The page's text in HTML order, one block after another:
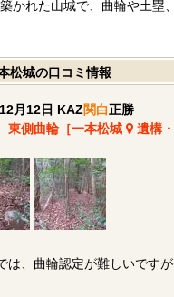
かれた山城で、曲輪や土塁
松城の口コミ情報
月12日 KAZ関白正勝
側曲輪［一本松城
遺構・
は、曲輪認定が難しいです